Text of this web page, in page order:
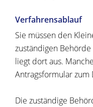
Verfahrensablauf
Sie müssen den
zuständigen
liegt dort aus.
Antragsformular zum
Die zuständige